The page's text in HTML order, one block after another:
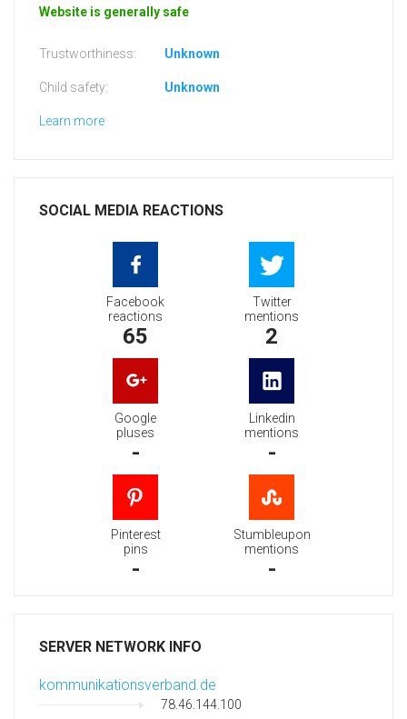
Website is generally safe
Trustworthiness: Unknown
Child safety: Unknown
Learn more
SOCIAL MEDIA REACTIONS
Facebook
reactions
65
Twitter
mentions
2
Google
pluses
-
Linkedin
mentions
-
Pinterest
pins
-
Stumbleupon
mentions
-
SERVER NETWORK INFO
kommunikationsverband.de
78.46.144.100